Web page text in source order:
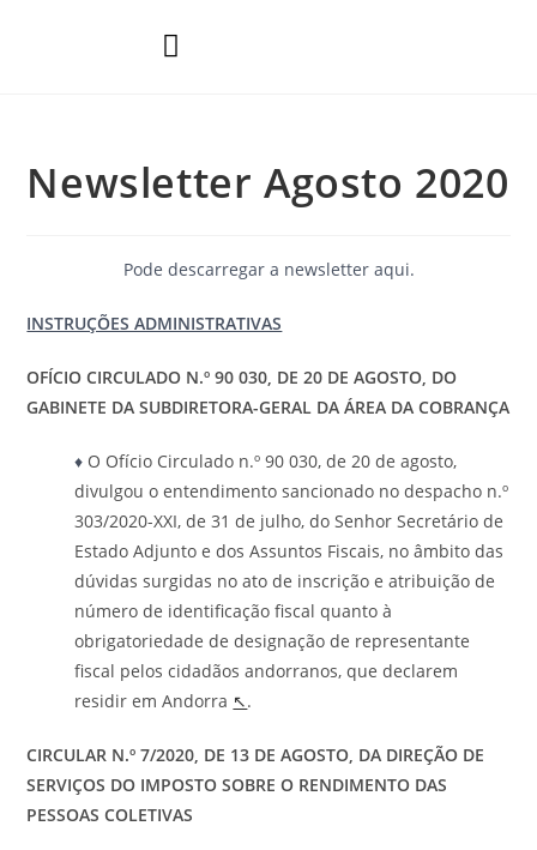
Newsletter Agosto 2020
Pode descarregar a newsletter aqui.
INSTRUÇÕES ADMINISTRATIVAS
OFÍCIO CIRCULADO N.º 90 030, DE 20 DE AGOSTO, DO
GABINETE DA SUBDIRETORA-GERAL DA ÁREA DA COBRANÇA
♦ O Ofício Circulado n.º 90 030, de 20 de agosto,
divulgou o entendimento sancionado no despacho n.º
303/2020-XXI, de 31 de julho, do Senhor Secretário de
Estado Adjunto e dos Assuntos Fiscais, no âmbito das
dúvidas surgidas no ato de inscrição e atribuição de
número de identificação fiscal quanto à
obrigatoriedade de designação de representante
fiscal pelos cidadãos andorranos, que declarem
residir em Andorra ↖.
CIRCULAR N.º 7/2020, DE 13 DE AGOSTO, DA DIREÇÃO DE
SERVIÇOS DO IMPOSTO SOBRE O RENDIMENTO DAS
PESSOAS COLETIVAS